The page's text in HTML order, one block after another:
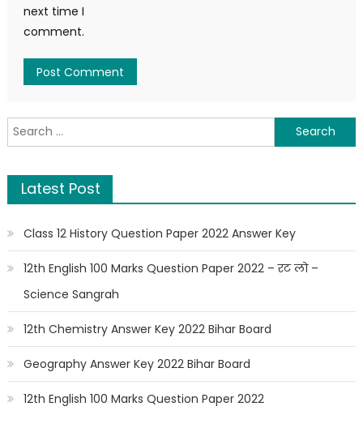
next time I
comment.
Latest Post
Class 12 History Question Paper 2022 Answer Key
12th English 100 Marks Question Paper 2022 – रट लो –
Science Sangrah
12th Chemistry Answer Key 2022 Bihar Board
Geography Answer Key 2022 Bihar Board
12th English 100 Marks Question Paper 2022